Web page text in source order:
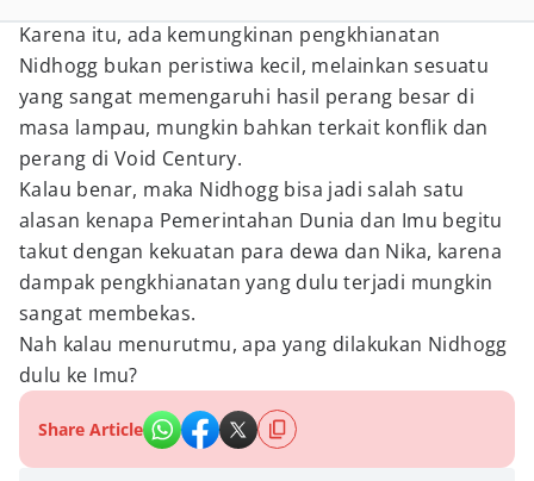
Karena itu, ada kemungkinan pengkhianatan
Nidhogg bukan peristiwa kecil, melainkan sesuatu
yang sangat memengaruhi hasil perang besar di
masa lampau, mungkin bahkan terkait konflik dan
perang di Void Century.
Kalau benar, maka Nidhogg bisa jadi salah satu
alasan kenapa Pemerintahan Dunia dan Imu begitu
takut dengan kekuatan para dewa dan Nika, karena
dampak pengkhianatan yang dulu terjadi mungkin
sangat membekas.
Nah kalau menurutmu, apa yang dilakukan Nidhogg
dulu ke Imu?
Share Article